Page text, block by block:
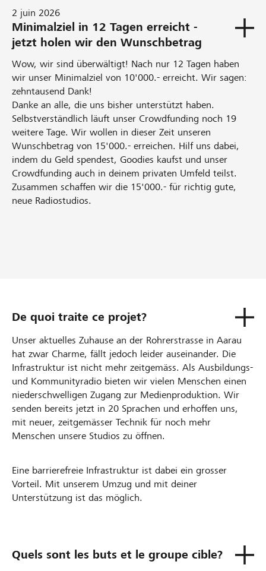
2 juin 2026
Minimalziel in 12 Tagen erreicht -
jetzt holen wir den Wunschbetrag
Wow, wir sind überwältigt! Nach nur 12 Tagen haben
wir unser Minimalziel von 10'000.- erreicht. Wir sagen:
zehntausend Dank!
Danke an alle, die uns bisher unterstützt haben.
Selbstverständlich läuft unser Crowdfunding noch 19
weitere Tage. Wir wollen in dieser Zeit unseren
Wunschbetrag von 15'000.- erreichen. Hilf uns dabei,
indem du Geld spendest, Goodies kaufst und unser
Crowdfunding auch in deinem privaten Umfeld teilst.
Zusammen schaffen wir die 15'000.- für richtig gute,
neue Radiostudios.
De quoi traite ce projet?
Unser aktuelles Zuhause an der Rohrerstrasse in Aarau
hat zwar Charme, fällt jedoch leider auseinander. Die
Infrastruktur ist nicht mehr zeitgemäss. Als Ausbildungs-
und Kommunityradio bieten wir vielen Menschen einen
niederschwelligen Zugang zur Medienproduktion. Wir
senden bereits jetzt in 20 Sprachen und erhoffen uns,
mit neuer, zeitgemässer Technik für noch mehr
Menschen unsere Studios zu öffnen.
Eine barrierefreie Infrastruktur ist dabei ein grosser
Vorteil. Mit unserem Umzug und mit deiner
Unterstützung ist das möglich.
Quels sont les buts et le groupe cible?